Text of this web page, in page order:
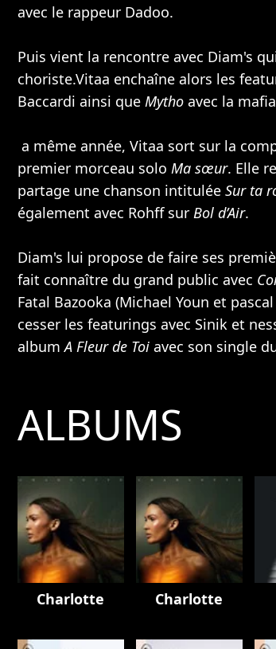
avec le rappeur Dadoo.
Puis vient la rencontre avec Diam's
choriste.Vitaa enchaîne alors les
Baccardi ainsi que Mytho avec la
a même année, Vitaa sort sur la
premier morceau solo Ma sœur. Elle
partage une chanson intitulée Sur ta
également avec Rohffsur Bol d’Air.
Diam's lui propose de faire ses
fait connaître du grand public avec
Fatal Bazooka (Michael Youn et
cesser les featurings avec Sinik et
albumA Fleur de Toi avec son single
ALBUMS
Charlotte Charlotte